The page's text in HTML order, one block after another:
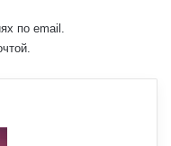
по email.